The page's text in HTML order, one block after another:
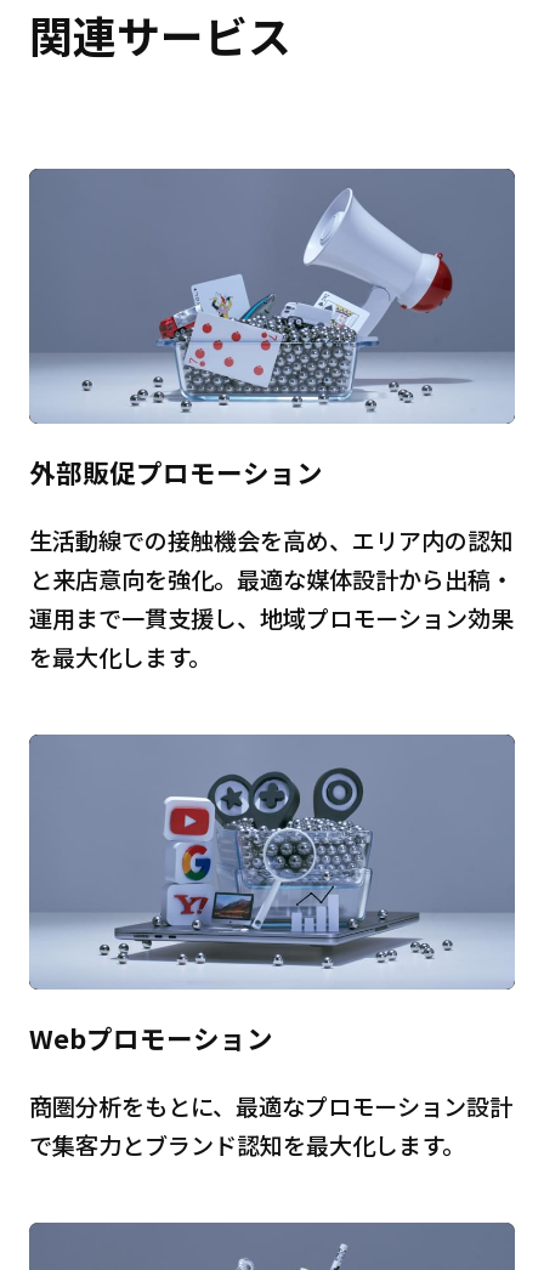
関連サービス
外部販促プロモーション
生活動線での接触機会を高め、エリア内の認知
と来店意向を強化。最適な媒体設計から出稿・
運用まで一貫支援し、地域プロモーション効果
を最大化します。
Webプロモーション
商圏分析をもとに、最適なプロモーション設計
で集客力とブランド認知を最大化します。